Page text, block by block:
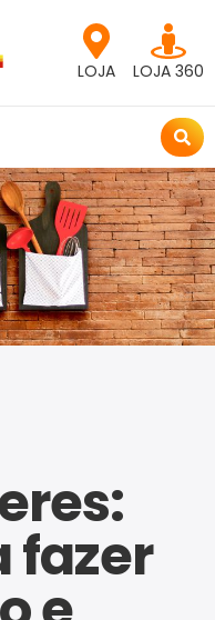
LOJA LOJA 360
fazer